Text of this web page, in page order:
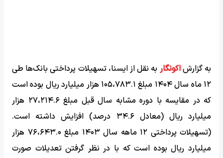
به گزارشاکونگار به نقل از ایسنا،‌ تسهیلات پرداختی بانک‌ها طی
۱۲ ماه سال ۱۴۰۴ مبلغ ۱۰۵،۷۸۳.۱ هزار میلیارد ریال بوده است
که در مقایسه با دوره مشابه سال قبل مبلغ ۲۷،۲۱۴.۶ هزار
میلیارد ریال (معادل ۳۴.۶ درصد) افزایش داشته است.
(تسهیلات پرداختی ۱۲ ماهه سال ۱۴۰۳ مبلغ ۷۶،۶۴۳.۰ هزار
میلیارد ریال بوده است که با در نظر گرفتن تعدیلات صورت